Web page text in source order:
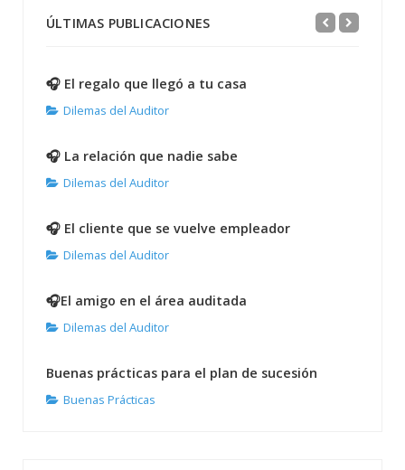
ÚLTIMAS PUBLICACIONES
🎧 El regalo que llegó a tu casa
Dilemas del Auditor
🎧 La relación que nadie sabe
Dilemas del Auditor
🎧 El cliente que se vuelve empleador
Dilemas del Auditor
🎧El amigo en el área auditada
Dilemas del Auditor
Buenas prácticas para el plan de sucesión
Buenas Prácticas